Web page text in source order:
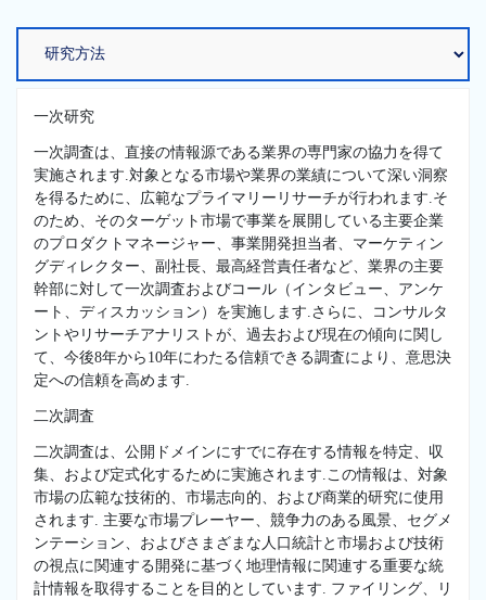
一次研究
一次調査は、直接の情報源である業界の専門家の協力を得て
実施されます.対象となる市場や業界の業績について深い洞察
を得るために、広範なプライマリーリサーチが行われます.そ
のため、そのターゲット市場で事業を展開している主要企業
のプロダクトマネージャー、事業開発担当者、マーケティン
グディレクター、副社長、最高経営責任者など、業界の主要
幹部に対して一次調査およびコール（インタビュー、アンケ
ート、ディスカッション）を実施します.さらに、コンサルタ
ントやリサーチアナリストが、過去および現在の傾向に関し
て、今後8年から10年にわたる信頼できる調査により、意思決
定への信頼を高めます.
二次調査
二次調査は、公開ドメインにすでに存在する情報を特定、収
集、および定式化するために実施されます.この情報は、対象
市場の広範な技術的、市場志向的、および商業的研究に使用
されます. 主要な市場プレーヤー、競争力のある風景、セグメ
ンテーション、およびさまざまな人口統計と市場および技術
の視点に関連する開発に基づく地理情報に関連する重要な統
計情報を取得することを目的としています. ファイリング、リ